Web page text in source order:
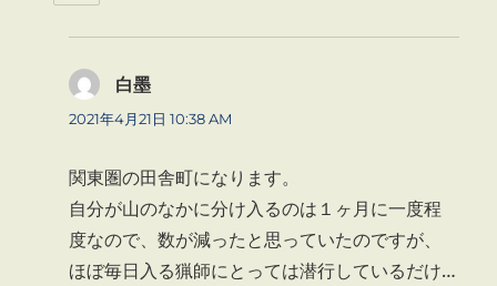
白墨
り:
2021年4月21日 10:38 AM
関東圏の田舎町になります。
自分が山のなかに分け入るのは１ヶ月に一度程
度なので、数が減ったと思っていたのですが、
ほぼ毎日入る猟師にとっては潜行しているだけ…